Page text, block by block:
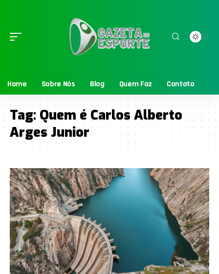
Home Sobre Nós Blog Quem Faz Contato
Tag: Quem é Carlos Alberto
Arges Junior